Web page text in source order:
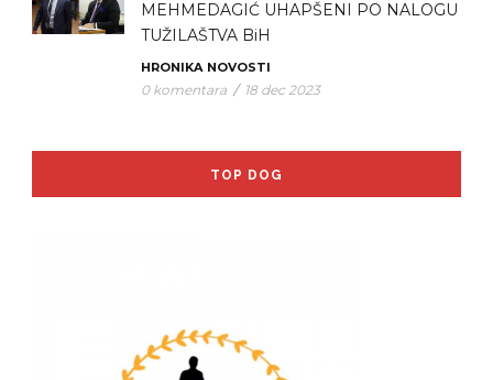
MEHMEDAGIĆ UHAPŠENI PO NALOGU
TUŽILAŠTVA BiH
HRONIKA NOVOSTI
0 komentara / 18 dec 2023
TOP DOG